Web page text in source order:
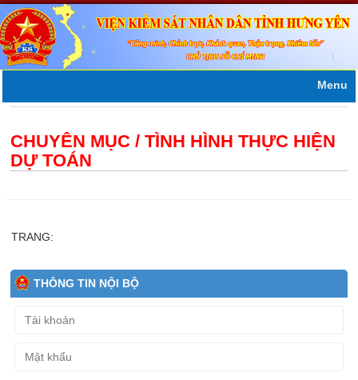
Menu
CHUYÊN MỤC / TÌNH HÌNH THỰC HIỆN
DỰ TOÁN
TRANG:
THÔNG TIN NỘI BỘ